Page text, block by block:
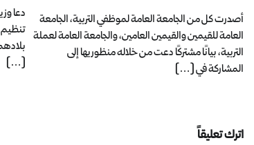
أصدرت كل من الجامعة العامة لموظفي التربية، الجامعة
العامة للقيمين والقيمين العامين، والجامعة العامة لعملة
التربية، بيانًا مشتركًا دعت من خلاله منظوريها إلى
المشاركة في […]
دعا
[…]
اترك تعليقاً